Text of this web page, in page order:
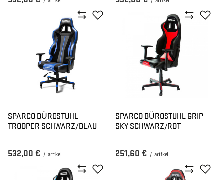
/ artikel / artikel
SPARCO BÜROSTUHL
TROOPER SCHWARZ/BLAU
532,00 € / artikel
SPARCO BÜROSTUHL GRIP
SKY SCHWARZ/ROT
251,60 € / artikel